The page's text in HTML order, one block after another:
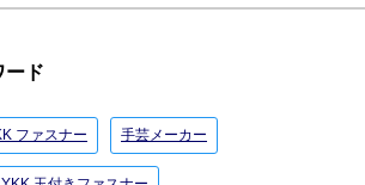
ード
ファスナー 手芸メーカー